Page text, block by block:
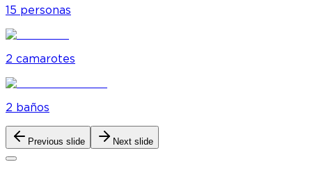
15 personas
2 camarotes
2 baños
Previous slide Next slide